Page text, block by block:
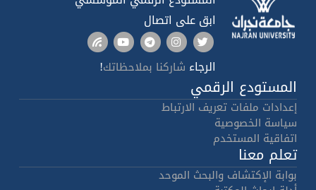
ابق على اتصال
الرجاء شاركنا بملاحظاتك!
المستودع الرقمي
إعدادات ملفات تعريف الارتباط
سياسة الخصوصية
اتفاقية المستخدم
تعلم معنا
بوابة الإكتشاف والبحث الموحد